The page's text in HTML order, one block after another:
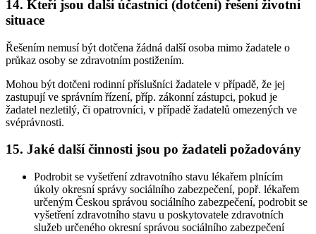
14. Kteří jsou další účastníci (dotčení) řešení životní
situace
Řešením nemusí být dotčena žádná další osoba mimo žadatele o
průkaz osoby se zdravotním postižením.
Mohou být dotčeni rodinní příslušníci žadatele v případě, že jej
zastupují ve správním řízení, příp. zákonní zástupci, pokud je
žadatel nezletilý, či opatrovníci, v případě žadatelů omezených ve
svéprávnosti.
15. Jaké další činnosti jsou po žadateli požadovány
Podrobit se vyšetření zdravotního stavu lékařem plnícím
úkoly okresní správy sociálního zabezpečení, popř. lékařem
určeným Českou správou sociálního zabezpečení, podrobit se
vyšetření zdravotního stavu u poskytovatele zdravotních
služeb určeného okresní správou sociálního zabezpečení